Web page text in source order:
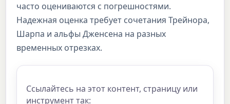
часто оцениваются с погрешностями.
Надежная оценка требует сочетания Трейнора,
Шарпа и альфы Дженсена на разных
временных отрезках.
Ссылайтесь на этот контент, страницу или
инструмент так: